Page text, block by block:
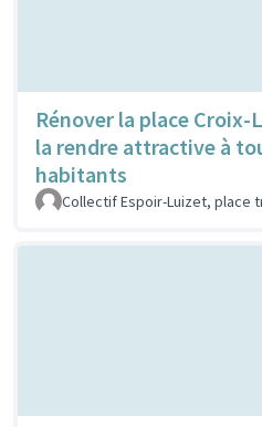
Rénover la place
la rendre attractive à
habitants
Collectif Espoir-Luizet, place